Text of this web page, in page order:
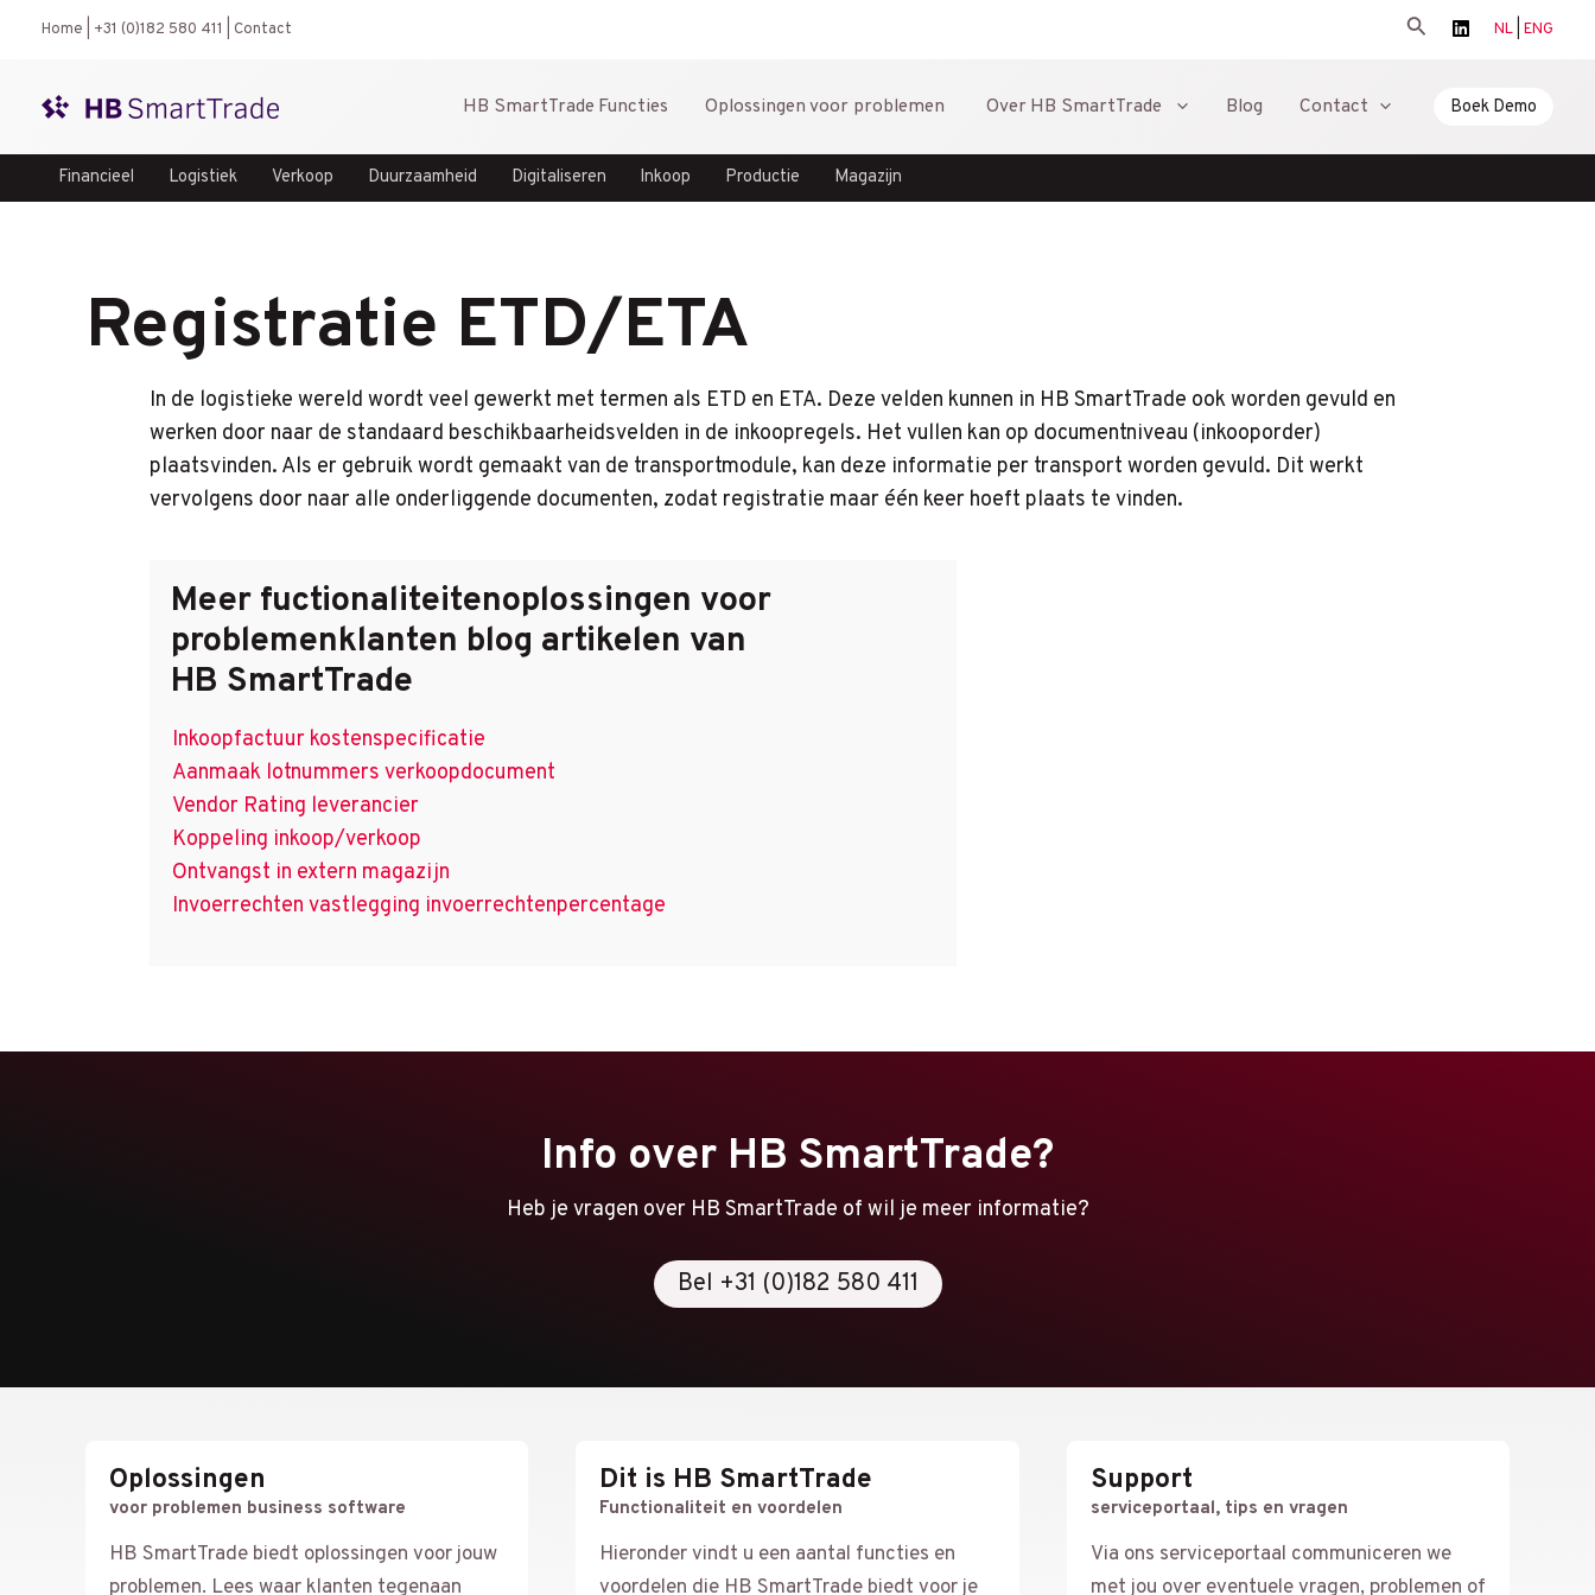
inhoud
Home +31 (0)182 580 411 Contact Zoeken NL ENG
HB SmartTrade Functies Oplossingen voor problemen Over HB SmartTrade Blog Contact Boek Demo
Financieel Logistiek Verkoop Duurzaamheid Digitaliseren Inkoop Productie Magazijn
Registratie ETD/ETA
In de logistieke wereld wordt veel gewerkt met termen als ETD en ETA. Deze velden kunnen in HB SmartTrade ook worden gevuld en
werken door naar de standaard beschikbaarheidsvelden in de inkoopregels. Het vullen kan op documentniveau (inkooporder)
plaatsvinden. Als er gebruik wordt gemaakt van de transportmodule, kan deze informatie per transport worden gevuld. Dit werkt
vervolgens door naar alle onderliggende documenten, zodat registratie maar één keer hoeft plaats te vinden.
Meer fuctionaliteitenoplossingen voor
problemenklanten blog artikelen van
HB SmartTrade
Inkoopfactuur kostenspecificatie
Aanmaak lotnummers verkoopdocument
Vendor Rating leverancier
Koppeling inkoop/verkoop
Ontvangst in extern magazijn
Invoerrechten vastlegging invoerrechtenpercentage
Info over HB SmartTrade?
Heb je vragen over HB SmartTrade of wil je meer informatie?
Bel +31 (0)182 580 411
Oplossingen
voor problemen business software
HB SmartTrade biedt oplossingen voor jouw
problemen. Lees waar klanten tegenaan
Dit is HB SmartTrade
Functionaliteit en voordelen
Hieronder vindt u een aantal functies en
voordelen die HB SmartTrade biedt voor je
Support
serviceportaal, tips en vragen
Via ons serviceportaal communiceren we
met jou over eventuele vragen, problemen of